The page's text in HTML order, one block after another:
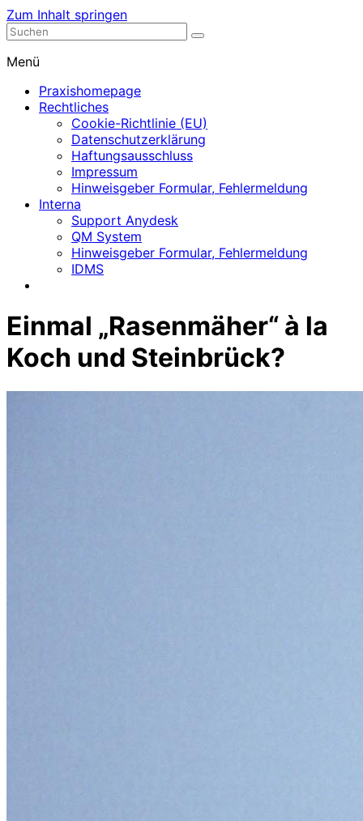
Zum Inhalt springen
Nephrologische Praxis mit Dialyse
Menü
Praxishomepage
Rechtliches
Cookie-Richtlinie (EU)
Datenschutzerklärung
Haftungsausschluss
Impressum
Hinweisgeber Formular, Fehlermeldung
Interna
Support Anydesk
QM System
Hinweisgeber Formular, Fehlermeldung
IDMS
Einmal „Rasenmäher“ à la
Koch und Steinbrück?